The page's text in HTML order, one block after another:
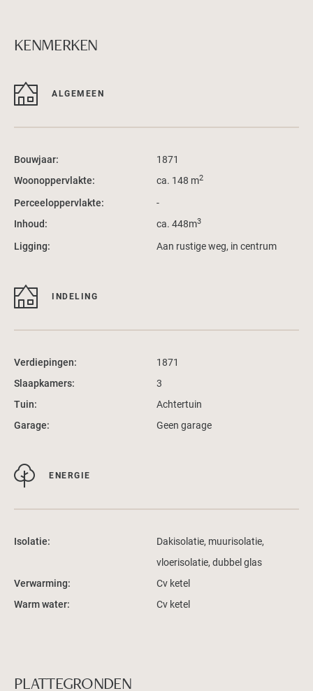
KENMERKEN
ALGEMEEN
Bouwjaar:
1871
Woonoppervlakte:
ca. 148 m2
Perceeloppervlakte:
-
Inhoud:
ca. 448m3
Ligging: Aan rustige weg, in centrum
INDELING
Verdiepingen:
1871
Slaapkamers:
3
Tuin:
Achtertuin
Garage:
Geen garage
ENERGIE
Isolatie:
Dakisolatie, muurisolatie,
vloerisolatie, dubbel glas
Verwarming:
Cv ketel
Warm water:
Cv ketel
PLATTEGRONDEN